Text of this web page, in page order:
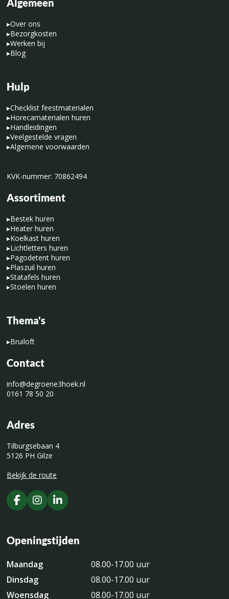
Algemeen
▸Over ons
▸Bezorgkosten
▸Werken bij
▸Blog
Hulp
▸Checklist feestmaterialen
▸Horecamaterialen huren
▸Handleidingen
▸Veelgestelde vragen
▸Algemene voorwaarden
KVK-nummer: 70862494
Assortiment
▸Bestek huren
▸Heater huren
▸Koelkast huren
▸Lichtletters huren
▸Pagodetent huren
▸Plaszuil huren
▸Statafels huren
▸Stoelen huren
Thema's
▸Bruiloft
Contact
info@degroene3hoek.nl
0161 78 50 20
Adres
Tilburgsebaan 4
5126 PH Gilze
Bekijk de route
Openingstijden
Maandag
08.00-17.00 uur
Dinsdag
08.00-17.00 uur
Woensdag
08.00-17.00 uur